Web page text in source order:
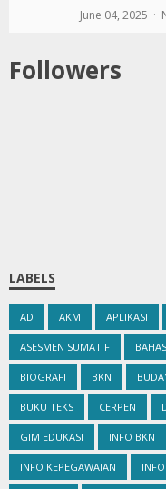
June 04, 2025
Followers
LABELS
AD AKM APLIKASI
ASESMEN SUMATIF
BIOGRAFI BKN
BUKU TEKS CERPEN
GIM EDUKASI INFO BKN
INFO KEPEGAWAIAN